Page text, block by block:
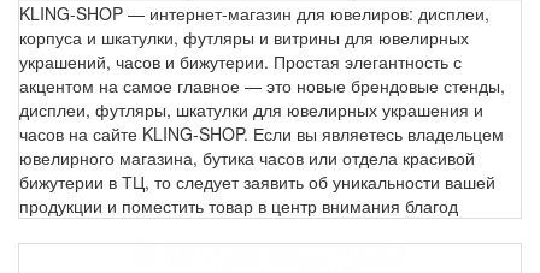
KLING-SHOP — интернет-магазин для ювелиров: дисплеи,
корпуса и шкатулки, футляры и витрины для ювелирных
украшений, часов и бижутерии. Простая элегантность с
акцентом на самое главное — это новые брендовые стенды,
дисплеи, футляры, шкатулки для ювелирных украшения и
часов на сайте KLING-SHOP. Если вы являетесь владельцем
ювелирного магазина, бутика часов или отдела красивой
бижутерии в ТЦ, то следует заявить об уникальности вашей
продукции и поместить товар в центр внимания благод